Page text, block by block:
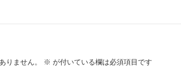
りません。 ※ が付いている欄は必須項目です